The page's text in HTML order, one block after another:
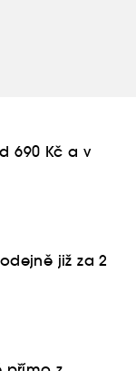
690 Kč a v
již za 2